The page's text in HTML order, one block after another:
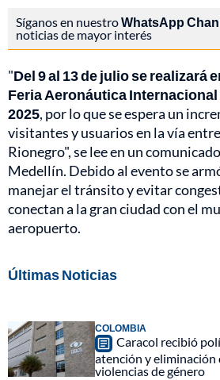
Síganos en nuestroWhatsApp
noticias de mayor interés
"Del 9 al 13 de julio se realizará
Feria Aeronáutica Internacional
2025, por lo que se espera un
visitantes y usuarios en la vía
Rionegro", se lee en un
Medellín. Debido al evento se
manejar el tránsito y evitar
conectan a la gran ciudad con el
aeropuerto.
Últimas Noticias
COLOMBIA
Caracol recibió
atención y eliminación
violencias de género